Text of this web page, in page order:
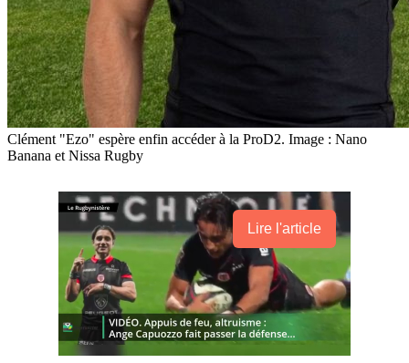
Clément "Ezo" espère enfin accéder à la ProD2. Image : Nano
Banana et Nissa Rugby
Lire l'article